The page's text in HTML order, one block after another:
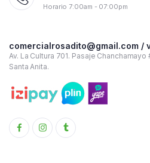
Horario 7:00am - 07:00pm
comercialrosadito@gmail.com /
Av. La Cultura 701. Pasaje
Santa Anita.